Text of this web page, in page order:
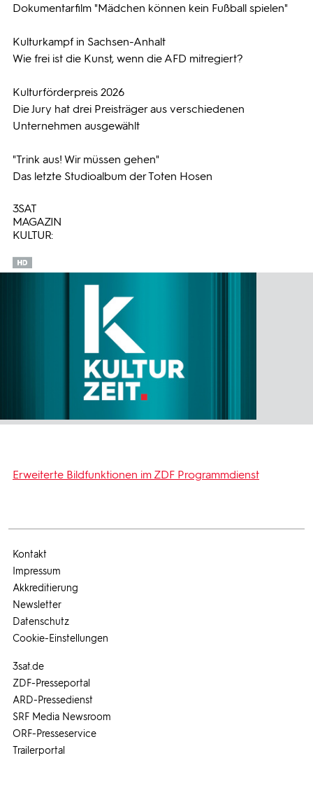
Dokumentarfilm "Mädchen können kein Fußball spielen"
Kulturkampf in Sachsen-Anhalt
Wie frei ist die Kunst, wenn die AFD mitregiert?
Kulturförderpreis 2026
Die Jury hat drei Preisträger aus verschiedenen
Unternehmen ausgewählt
"Trink aus! Wir müssen gehen"
Das letzte Studioalbum der Toten Hosen
3SAT
MAGAZIN
KULTUR:
Erweiterte Bildfunktionen im ZDF Programmdienst
3sat.de
ZDF-Presseportal
ARD-Pressedienst
SRF Media Newsroom
ORF-Presseservice
Trailerportal
Kontakt
Impressum
Akkreditierung
Newsletter
Datenschutz
Cookie-Einstellungen